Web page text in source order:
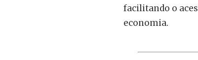
facilitando o
economia.